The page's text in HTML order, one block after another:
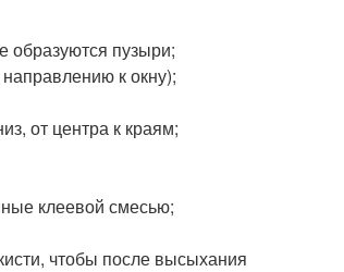
образуются пузыри;
к окну);
от центра к краям;
клеевой смесью;
чтобы после высыхания